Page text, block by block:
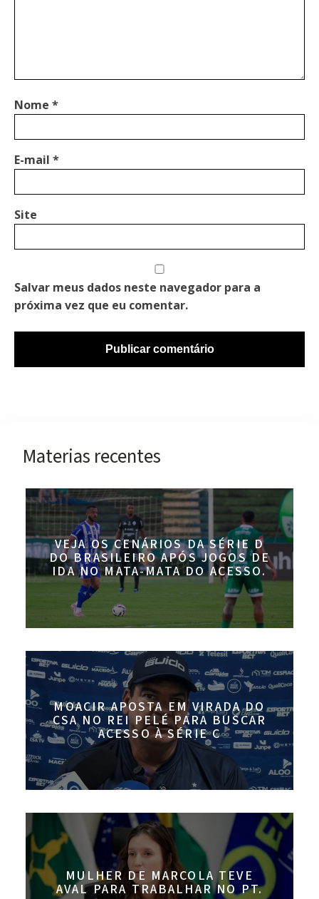
Nome *
E-mail *
Site
Salvar meus dados neste navegador para a
próxima vez que eu comentar.
Materias recentes
VEJA OS CENÁRIOS DA SÉRIE D
DO BRASILEIRO APÓS JOGOS DE
IDA NO MATA-MATA DO ACESSO.
MOACIR APOSTA EM VIRADA DO
CSA NO REI PELÉ PARA BUSCAR
ACESSO À SÉRIE C
MULHER DE MARCOLA TEVE
AVAL PARA TRABALHAR NO PT.